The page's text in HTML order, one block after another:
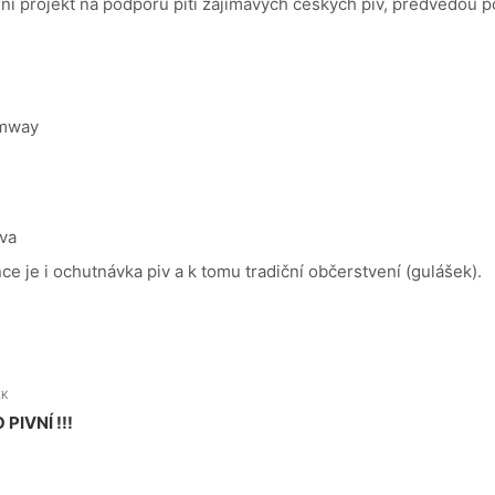
je i ochutnávka piv a k tomu tradiční občerstvení (gulášek).
PIVNÍ !!!